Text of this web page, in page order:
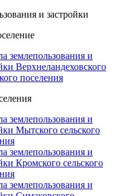
и застройки
землепользования и
Верхнеландеховского
поселения
землепользования и
Мытского сельского
землепользования и
Кромского сельского
землепользования и